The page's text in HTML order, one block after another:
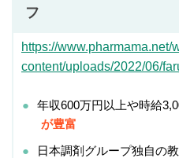
フ
https://www.pharmama.net/
content/uploads/2022/06/
年収600万円以上や時給
が豊富
日本調剤グループ独自の